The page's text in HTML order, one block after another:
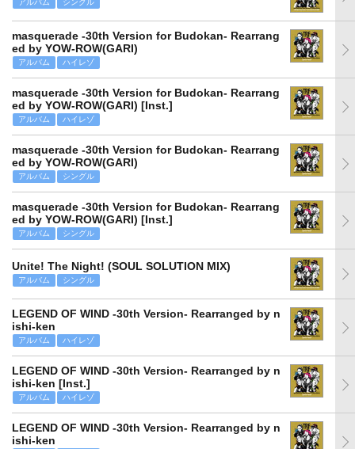
アルバム シングル
masquerade -30th Version for Budokan- Rearrang
ed by YOW-ROW(GARI)
アルバム ハイレゾ
masquerade -30th Version for Budokan- Rearrang
ed by YOW-ROW(GARI) [Inst.]
アルバム ハイレゾ
masquerade -30th Version for Budokan- Rearrang
ed by YOW-ROW(GARI)
アルバム シングル
masquerade -30th Version for Budokan- Rearrang
ed by YOW-ROW(GARI) [Inst.]
アルバム シングル
Unite! The Night! (SOUL SOLUTION MIX)
アルバム シングル
LEGEND OF WIND -30th Version- Rearranged by n
ishi-ken
アルバム ハイレゾ
LEGEND OF WIND -30th Version- Rearranged by n
ishi-ken [Inst.]
アルバム ハイレゾ
LEGEND OF WIND -30th Version- Rearranged by n
ishi-ken